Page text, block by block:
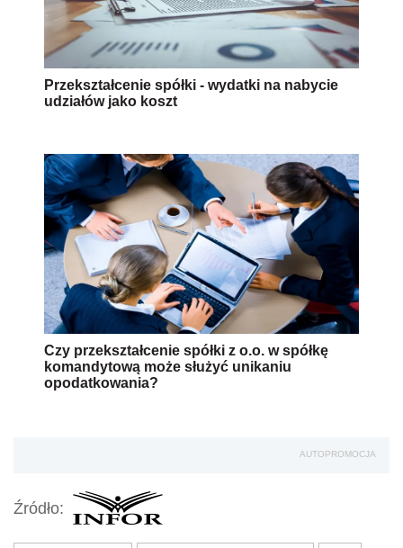
Przekształcenie spółki - wydatki na nabycie
udziałów jako koszt
Czy przekształcenie spółki z o.o. w spółkę
komandytową może służyć unikaniu
opodatkowania?
AUTOPROMOCJA
Źródło: